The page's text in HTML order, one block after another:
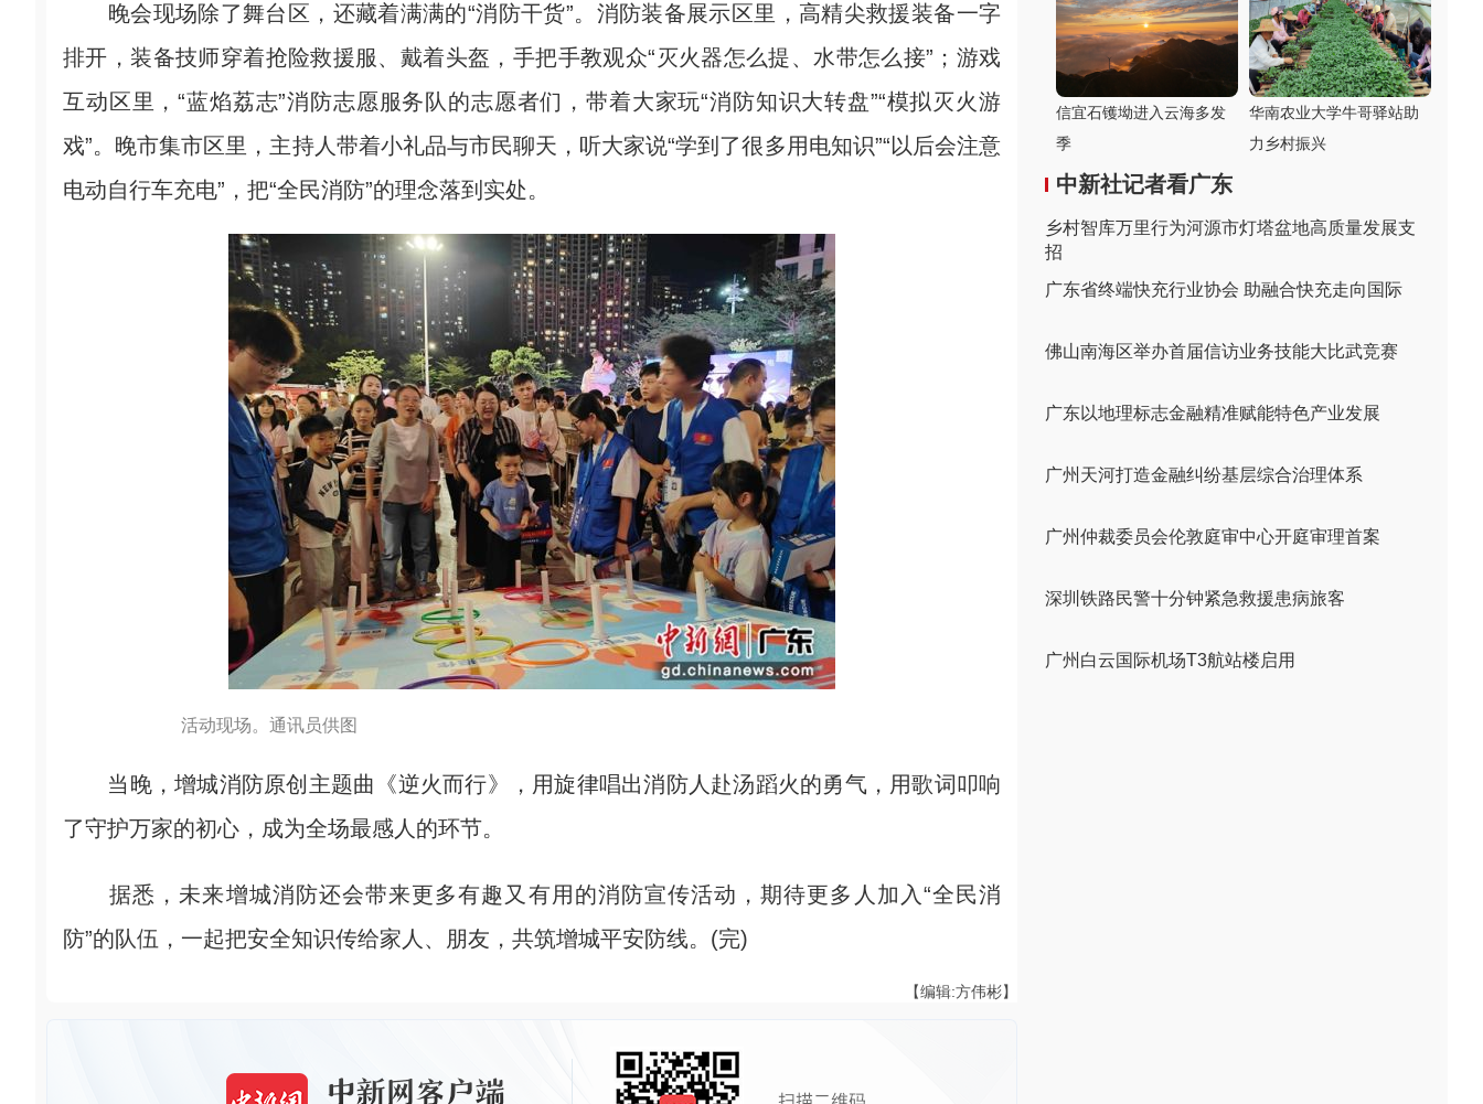
晚会现场除了舞台区，还藏着满满的“消防干货”。消防装备展示区里，高精尖救援装备一字
排开，装备技师穿着抢险救援服、戴着头盔，手把手教观众“灭火器怎么提、水带怎么接”；游戏
互动区里，“蓝焰荔志”消防志愿服务队的志愿者们，带着大家玩“消防知识大转盘”“模拟灭火游
戏”。晚市集市区里，主持人带着小礼品与市民聊天，听大家说“学到了很多用电知识”“以后会注意
电动自行车充电”，把“全民消防”的理念落到实处。
活动现场。通讯员供图
当晚，增城消防原创主题曲《逆火而行》，用旋律唱出消防人赴汤蹈火的勇气，用歌词叩响
了守护万家的初心，成为全场最感人的环节。
据悉，未来增城消防还会带来更多有趣又有用的消防宣传活动，期待更多人加入“全民消
防”的队伍，一起把安全知识传给家人、朋友，共筑增城平安防线。(完)
【编辑:方伟彬】
信宜石镬坳进入云海多发
季
华南农业大学牛哥驿站助
力乡村振兴
中新社记者看广东
乡村智库万里行为河源市灯塔盆地高质量发展支
招
广东省终端快充行业协会 助融合快充走向国际
佛山南海区举办首届信访业务技能大比武竞赛
广东以地理标志金融精准赋能特色产业发展
广州天河打造金融纠纷基层综合治理体系
广州仲裁委员会伦敦庭审中心开庭审理首案
深圳铁路民警十分钟紧急救援患病旅客
广州白云国际机场T3航站楼启用